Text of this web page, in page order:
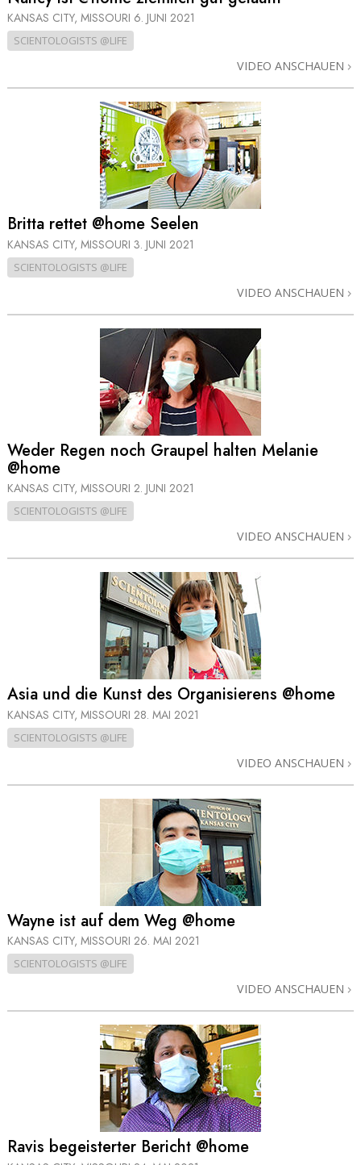
KANSAS CITY, MISSOURI 6. JUNI 2021
SCIENTOLOGISTS @LIFE
VIDEO ANSCHAUEN
Britta rettet @home Seelen
KANSAS CITY, MISSOURI 3. JUNI 2021
SCIENTOLOGISTS @LIFE
VIDEO ANSCHAUEN
Weder Regen noch Graupel halten Melanie
@home
KANSAS CITY, MISSOURI 2. JUNI 2021
SCIENTOLOGISTS @LIFE
VIDEO ANSCHAUEN
Asia und die Kunst des Organisierens @home
KANSAS CITY, MISSOURI 28. MAI 2021
SCIENTOLOGISTS @LIFE
VIDEO ANSCHAUEN
Wayne ist auf dem Weg @home
KANSAS CITY, MISSOURI 26. MAI 2021
SCIENTOLOGISTS @LIFE
VIDEO ANSCHAUEN
Ravis begeisterter Bericht @home